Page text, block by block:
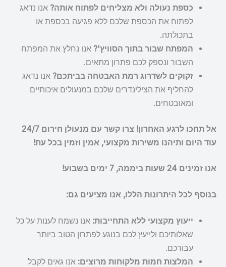
כספת נעולה ולא מצליחים לפתוח אותה? אנו נדאג
לפתוח את הכספת שלכם ללא פגיעה בכספת או
בתכולתה.
המפתח שבור בתוך הסוויץ'? אנו נחלץ את המפתח
השבור ונספק לכם פתרון מתאים.
זקוקים לשדרוג רמת האבטחה בביתכם? אנו נדאג
להחליף את הצילינדרים שלכם במנעולים איכותיים
ומאובטחים.
אל תחכו לרגע האחרון! צרו קשר עם מנעולן חירום 24/7
עוד היום ותיהנו משירות מקצועי, אמין וזמין בכל עת!
אנו זמינים 24 שעות ביממה, 7 ימים בשבוע!
בנוסף לכל היתרונות הללו, אנו מציעים גם:
ייעוץ מקצועי ללא התחייבות: אנו נשמח לענות על כל
שאלותיכם ולייעץ לכם בנוגע לפתרון הטוב ביותר
עבורכם.
המלצות חמות מלקוחות מרוצים: אנו גאים לקבל